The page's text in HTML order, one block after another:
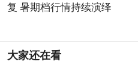
复 暑期档行情持续演绎
大家还在看